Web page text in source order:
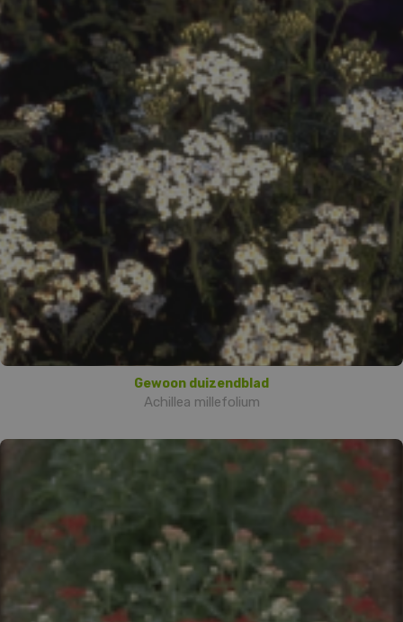
Gewoon duizendblad
Achillea millefolium